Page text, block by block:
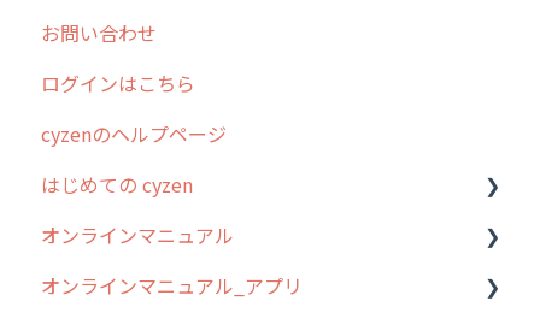
2025年のリリース情報
2024年のリリース情報
2023年のリリース情報
過去のリリース
2019年までのリリース情報
お客様の声を実現しました
お問い合わせ
ログインはこちら
cyzenのヘルプページ
はじめての cyzen
0. はじめてのcyzenの使い方
1. cyzenについて知ろう
オンラインマニュアル
管理サイトの使い始め
オンラインマニュアル_アプリ